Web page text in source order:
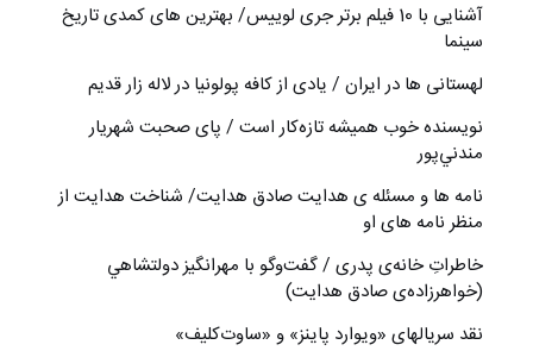
آشنایی با 10 فیلم برتر جری لوییس/ بهترین های کمدی تاریخ
سینما
لهستانی ها در ایران / یادی از کافه پولونیا در لاله زار قدیم
نويسنده خوب هميشه تازه‌كار است / پای صحبت شهريار
مندني‌پور
نامه ها و مسئله ی هدایت صادق هدایت/ شناخت هدایت از
منظر نامه های او
خاطراتِ خانه‌ی پدری / گفت‌وگو با مهرانگيز دولتشاهي
(خواهرزاده‌ی صادق هدايت)
نقد سریالهای «ویوارد پاینز» و «ساوت‌کلیف»